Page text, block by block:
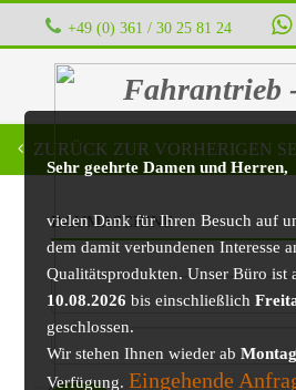
+49 (0) 361 / 30 25 81 24 ‭ ‭ ‭ ‭
Fahrantrieb
Sehr geehrte Damen und Herren,
vielen Dank für Ihren Besuch auf
dem damit verbundenen Interesse
Qualitätsprodukten. Unser Büro ist
10.08.2026 bis einschließlich
geschlossen.
Wir stehen Ihnen wieder ab
Verfügung. Eingehende
ZURÜCK ZUR VORHERIGEN
BAUMASCHINE